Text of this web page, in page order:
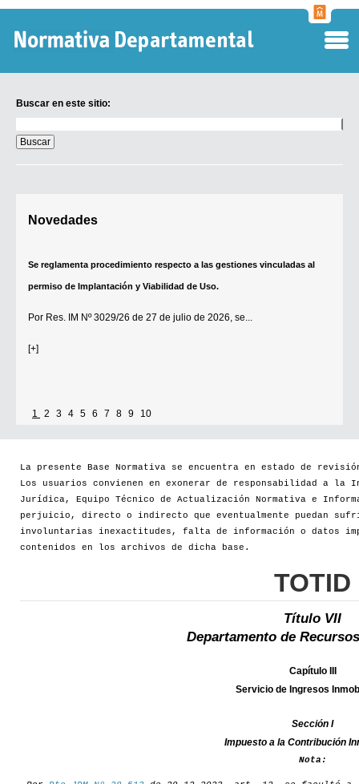
Buscar en este sitio:
en
este
sitio:
Novedades
Se reglamenta procedimiento respecto a las gestiones vinculadas al
permiso de Implantación y Viabilidad de Uso.
Por Res. IM Nº 3029/26 de 27 de julio de 2026, se...
[+]
1 2 3 4 5 6 7 8 9 10
La presente Base Normativa se encuentra en estado de
Los usuarios convienen en exonerar de responsabilidad a la
Jurídica, Equipo Técnico de Actualización Normativa e
perjuicio, directo o indirecto que eventualmente puedan
involuntarias inexactitudes, falta de información o datos
contenidos en los archivos de dicha base.
TOTID
Título VII
Departamento de
Capítulo III
Servicio de Ingresos
Sección I
Impuesto a la Contribución
Nota: